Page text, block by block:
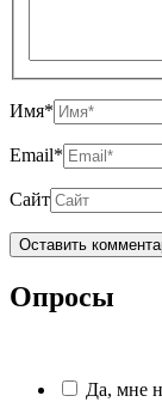
Имя*
Email*
Сайт
Опросы
Да, мне